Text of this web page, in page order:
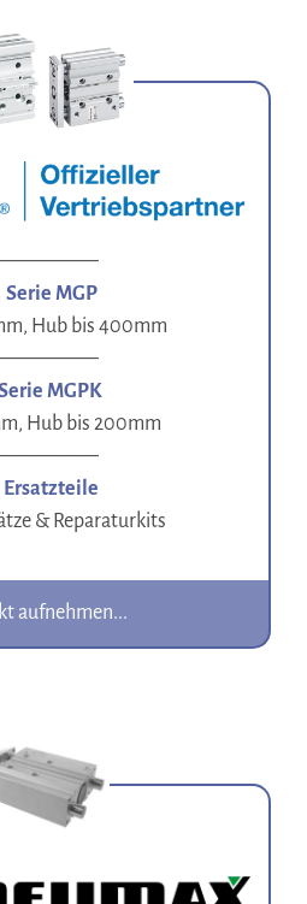
Serie MGP
Hub bis 400mm
MGPK
Hub bis 200mm
Ersatzteile
& Reparaturkits
aufnehmen...